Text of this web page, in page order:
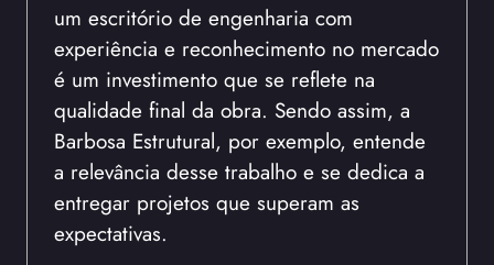
um escritório de engenharia com
experiência e reconhecimento no mercado
é um investimento que se reflete na
qualidade final da obra. Sendo assim, a
Barbosa Estrutural, por exemplo, entende
a relevância desse trabalho e se dedica a
entregar projetos que superam as
expectativas.